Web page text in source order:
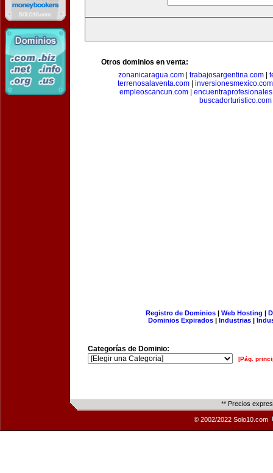
Otros dominios en venta:
zonanicaragua.com
trabajosargentina.com
terrenosalaventa.com| inversionesmexico.com
empleoscancun.com
buscadorturistico.com
Registro de Dominios| Web Hosting |
Dominios Expirados | Industrias |
Categorías de Dominio:
[Pág.
** Precios
© 2002/2022 Solo10.com